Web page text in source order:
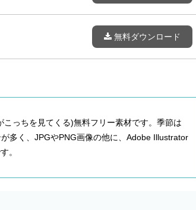
無料ダウンロード
っちを見てくる)無料フリー素材です。季節は
多く、JPGやPNG画像の他に、Adobe Illustrator
。